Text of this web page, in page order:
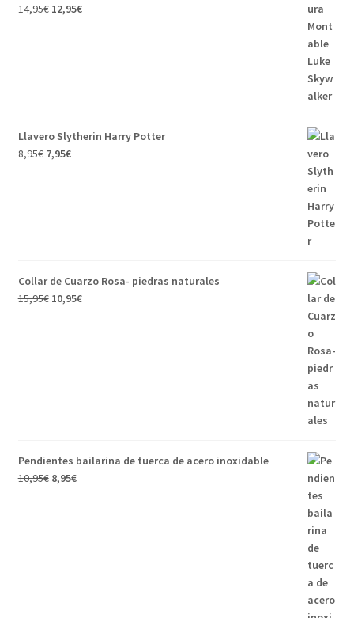
14,95€ 12,95€
Llavero Slytherin Harry Potter
8,95€ 7,95€
Collar de Cuarzo Rosa- piedras naturales
15,95€ 10,95€
Pendientes bailarina de tuerca de acero inoxidable
10,95€ 8,95€